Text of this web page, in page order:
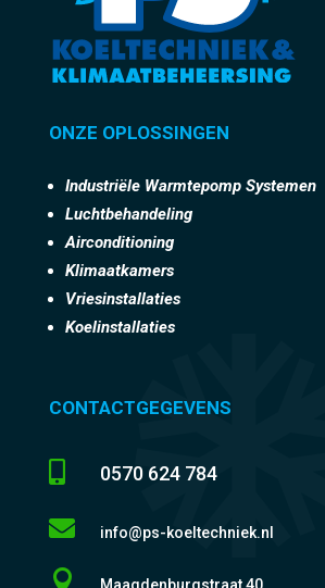
ONZE OPLOSSINGEN
Industriële Warmtepomp Systemen
Luchtbehandeling
Airconditioning
Klimaatkamers
Vriesinstallaties
Koelinstallaties
CONTACTGEGEVENS
0570 624 784
 info@ps-koeltechniek.nl
 Maagdenburgstraat 40